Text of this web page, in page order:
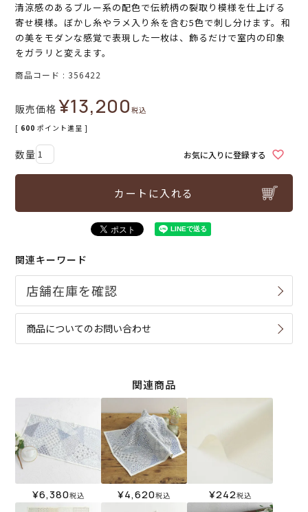
清涼感のあるブルー系の配色で伝統柄の裂取り模様を仕上げる
寄せ模様。ぼかし糸やラメ入り糸を含む5色で刺し分けます。和
の美をモダンな感覚で表現した一枚は、飾るだけで室内の印象
をガラリと変えます。
商品コード 356422
販売価格 ¥13,200税込
[ 600 ポイント進呈 ]
お気に入りに登録する
カートに入れる
関連キーワード
商品についてのお問い合わせ
関連商品
¥6,380税込 ¥4,620税込 ¥242税込